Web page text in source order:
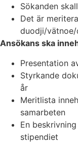
Sökanden
Det är
duodji/
Ansökans ska
Presentation
Styrkande
år
Meritlista
samarbeten
En
stipendiet